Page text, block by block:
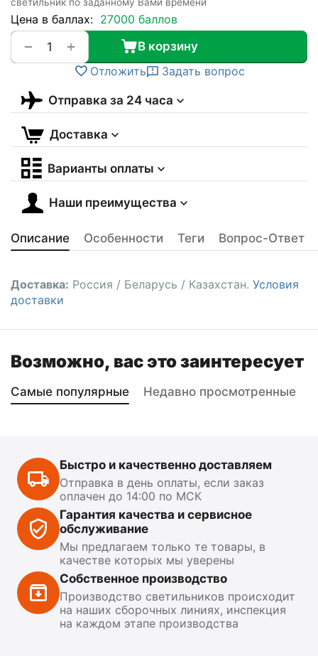
Цена в баллах: 27000 баллов
+
−
В корзину
Отложить
Задать вопрос
Отправка за 24 часа
Доставка
Варианты оплаты
Наши преимущества
Описание Особенности Теги Вопрос-Ответ
Доставка: Россия / Беларусь / Казахстан. Условия
доставки
Возможно, вас это заинтересует
Самые популярные Недавно просмотренные
Быстро и качественно доставляем
Отправка в день оплаты, если заказ
оплачен до 14:00 по МСК
Гарантия качества и сервисное
обслуживание
Мы предлагаем только те товары, в
качестве которых мы уверены
Собственное производство
Производство светильников происходит
на наших сборочных линиях, инспекция
на каждом этапе производства